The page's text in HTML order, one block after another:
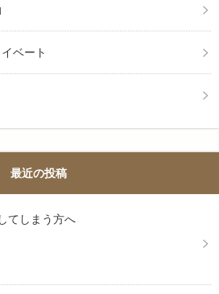
ベート
最近の投稿
てしまう方へ